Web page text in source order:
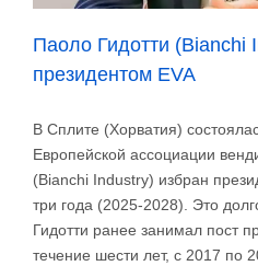
Паоло Гидотти (Bianchi
президентом EVA
В Сплите (Хорватия)
Европейской ассоциации
(Bianchi Industry) избран
три года (2025-2028). Это
Гидотти ранее занимал пост
течение шести лет, с 2017 по